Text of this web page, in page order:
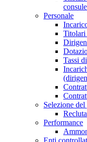
Personale
Titolari
Tassi
Selezione del
Performance
Enti